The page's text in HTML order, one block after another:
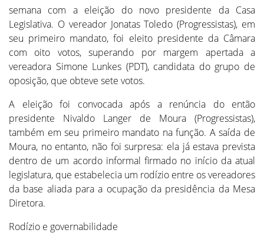
semana com a eleição do novo presidente da Casa
Legislativa. O vereador Jonatas Toledo (Progressistas), em
seu primeiro mandato, foi eleito presidente da Câmara
com oito votos, superando por margem apertada a
vereadora Simone Lunkes (PDT), candidata do grupo de
oposição, que obteve sete votos.
A eleição foi convocada após a renúncia do então
presidente Nivaldo Langer de Moura (Progressistas),
também em seu primeiro mandato na função. A saída de
Moura, no entanto, não foi surpresa: ela já estava prevista
dentro de um acordo informal firmado no início da atual
legislatura, que estabelecia um rodízio entre os vereadores
da base aliada para a ocupação da presidência da Mesa
Diretora.
Rodízio e governabilidade